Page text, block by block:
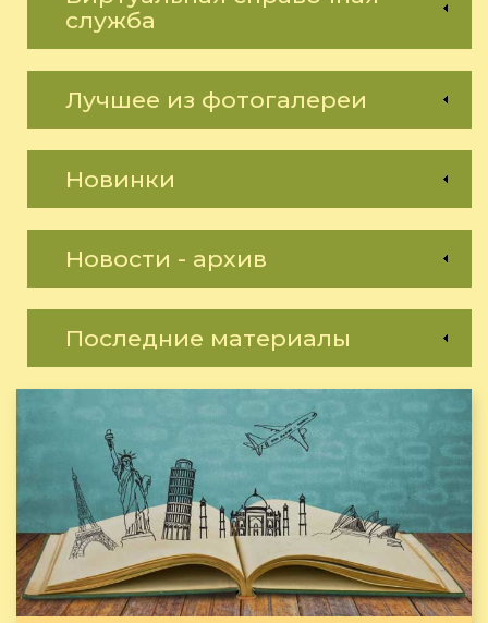
служба
Лучшее из фотогалереи
Новинки
Новости - архив
Последние материалы